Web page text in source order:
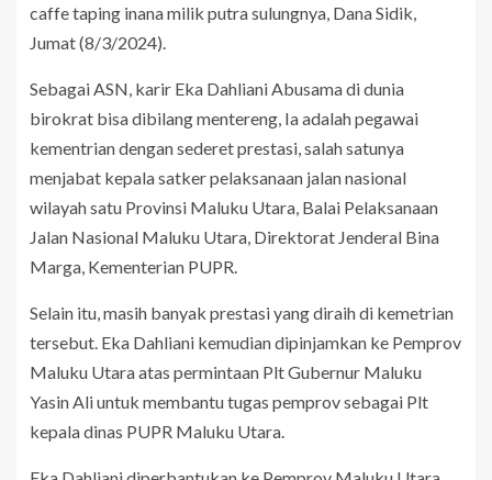
caffe taping inana milik putra sulungnya, Dana Sidik,
Jumat (8/3/2024).
Sebagai ASN, karir Eka Dahliani Abusama di dunia
birokrat bisa dibilang mentereng, Ia adalah pegawai
kementrian dengan sederet prestasi, salah satunya
menjabat kepala satker pelaksanaan jalan nasional
wilayah satu Provinsi Maluku Utara, Balai Pelaksanaan
Jalan Nasional Maluku Utara, Direktorat Jenderal Bina
Marga, Kementerian PUPR.
Selain itu, masih banyak prestasi yang diraih di kemetrian
tersebut. Eka Dahliani kemudian dipinjamkan ke Pemprov
Maluku Utara atas permintaan Plt Gubernur Maluku
Yasin Ali untuk membantu tugas pemprov sebagai Plt
kepala dinas PUPR Maluku Utara.